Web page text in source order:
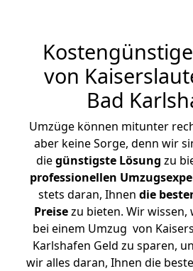
von
Bad
Umzüge können mitunter
aber keine Sorge, denn wir
diegünstigste Lösung zu
professionellen
stets daran, Ihnen die
Preisezu bieten. Wir wissen,
bei einem Umzug von
Karlshafen Geld zu sparen,
wir alles daran, Ihnen die